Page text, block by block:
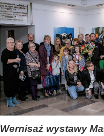
Wernisaż wystawy